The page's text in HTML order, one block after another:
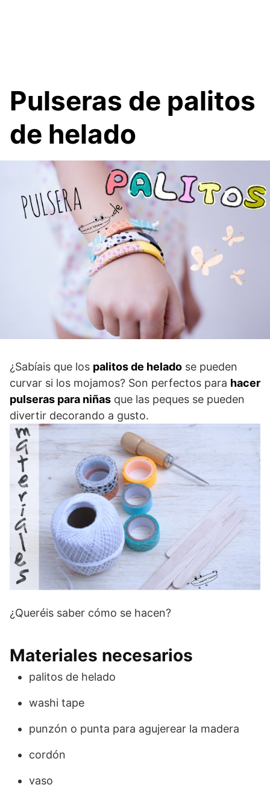
Pulseras de palitos
de helado
¿Sabíais que los palitos de helado se pueden
curvar si los mojamos? Son perfectos para hacer
pulseras para niñas que las peques se pueden
divertir decorando a gusto.
¿Queréis saber cómo se hacen?
Materiales necesarios
palitos de helado
washi tape
punzón o punta para agujerear la madera
cordón
vaso